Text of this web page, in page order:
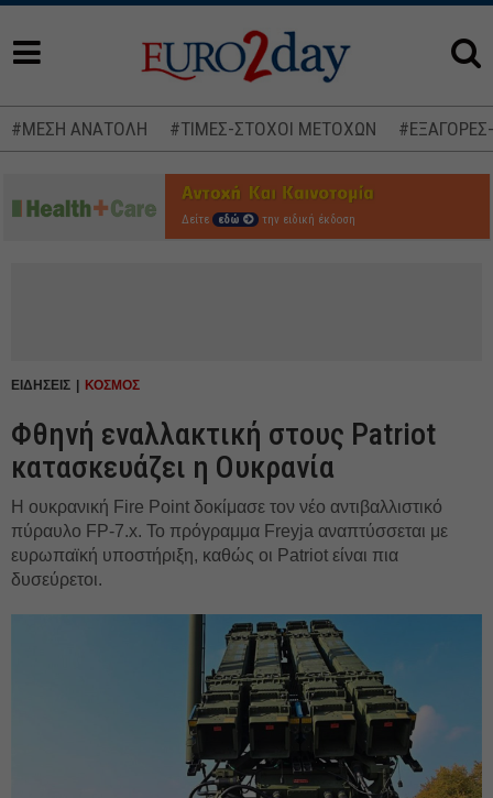
#ΜΕΣΗ ΑΝΑΤΟΛΗ #ΤΙΜΕΣ-ΣΤΟΧΟΙ ΜΕΤΟΧΩΝ
Δείτε εδώ την ειδική έκδοση
ΕΙΔΗΣΕΙΣ ΚΟΣΜΟΣ
Φθηνή εναλλακτική στους Patriot
κατασκευάζει η Ουκρανία
Η ουκρανική Fire Point δοκίμασε τον νέο αντιβαλλιστικό
πύραυλο FP-7.x. Το πρόγραμμα Freyja αναπτύσσεται με
ευρωπαϊκή υποστήριξη, καθώς οι Patriot είναι πια
δυσεύρετοι.